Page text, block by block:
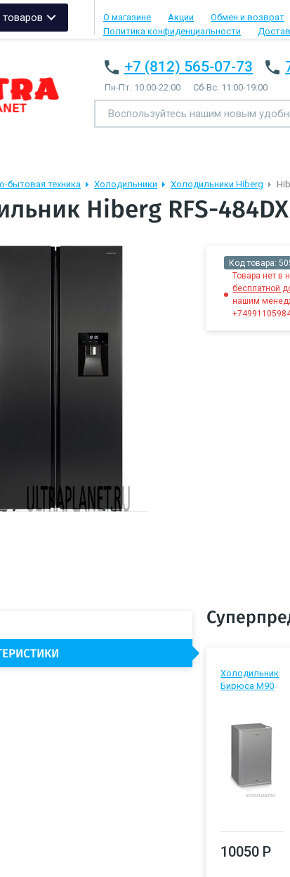
товаров О магазине Акции Обмен и возврат
Политика конфиденциальности
+7 (812) 565-07-73
Пн-Пт: 10:00-22:00 Сб-Вс: 11:00-19:00
бытовая техника Холодильники Холодильники Hiberg
Hiberg RFS-
Код товара:
Товара нет в
бесплатной
нашим
Холодильник
Бирюса М90
10050 Р